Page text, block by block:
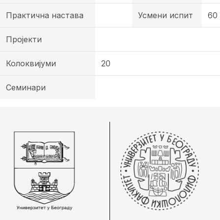
Практична настава Усмени испит 60
Пројекти
Колоквијуми 20
Семинари